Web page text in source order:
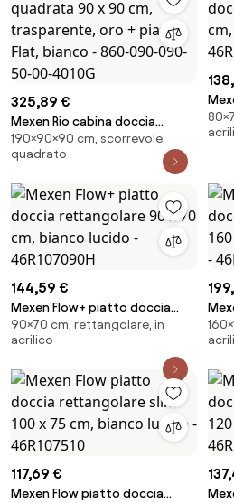
325,89 €
Mexen Rio cabina doccia
quadrata 90 x 90 cm,
trasparente, oro + piatto Flat,
bianco - 860-090-090-50-00-
4010G
190×90×90 cm, scorrevole,
quadrato
144,59 €
Mexen Flow+ piatto doccia
rettangolare 90 x 70 cm,
bianco lucido - 46R107090H
90×70 cm, rettangolare, in
acrilico
117,69 €
Mexen Flow piatto doccia